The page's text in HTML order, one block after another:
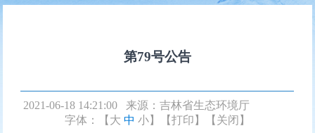
第79号公告
2021-06-18 14:21:00 来源：吉林省生态环境厅
字体：【 大 中 小】 【打印】
【关闭】